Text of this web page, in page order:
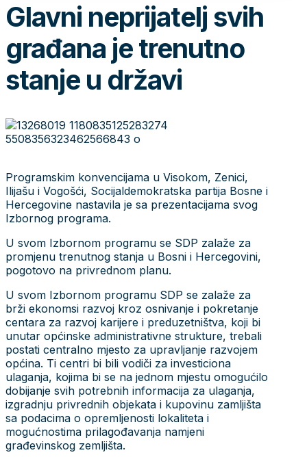
Glavni neprijatelj svih
građana je trenutno
stanje u državi
Programskim konvencijama u Visokom, Zenici,
Ilijašu i Vogošći, Socijaldemokratska partija Bosne i
Hercegovine nastavila je sa prezentacijama svog
Izbornog programa.
U svom Izbornom programu se SDP zalaže za
promjenu trenutnog stanja u Bosni i Hercegovini,
pogotovo na privrednom planu.
U svom Izbornom programu SDP se zalaže za
brži ekonomsi razvoj kroz osnivanje i pokretanje
centara za razvoj karijere i preduzetništva, koji bi
unutar općinske administrativne strukture, trebali
postati centralno mjesto za upravljanje razvojem
općina. Ti centri bi bili vodiči za investiciona
ulaganja, kojima bi se na jednom mjestu omogućilo
dobijanje svih potrebnih informacija za ulaganja,
izgradnju privrednih objekata i kupovinu zamljišta
sa podacima o opremljenosti lokaliteta i
mogućnostima prilagođavanja namjeni
građevinskog zemljišta.